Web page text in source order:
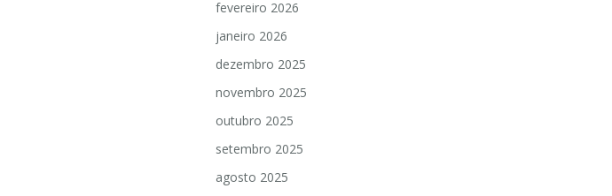
fevereiro 2026
janeiro 2026
dezembro 2025
novembro 2025
outubro 2025
setembro 2025
agosto 2025